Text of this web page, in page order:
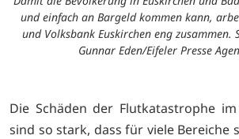
und einfach an Bargeld kommen kann,
und Volksbank Euskirchen eng zusammen.
Gunnar Eden/Eifeler Presse
Die Schäden der Flutkatastrophe
sind so stark, dass für viele Bereiche